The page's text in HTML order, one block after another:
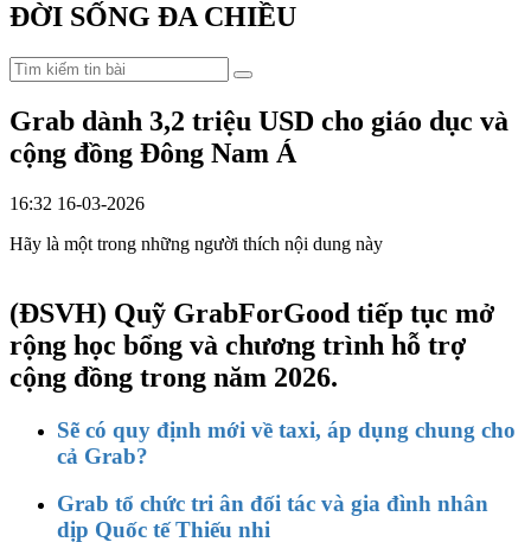
ĐỜI SỐNG ĐA CHIỀU
Grab dành 3,2 triệu USD cho giáo dục và
cộng đồng Đông Nam Á
16:32 16-03-2026
Hãy là một trong những người thích nội dung này
(ĐSVH) Quỹ GrabForGood tiếp tục mở
rộng học bổng và chương trình hỗ trợ
cộng đồng trong năm 2026.
Sẽ có quy định mới về taxi, áp dụng chung cho
cả Grab?
Grab tổ chức tri ân đối tác và gia đình nhân
dịp Quốc tế Thiếu nhi